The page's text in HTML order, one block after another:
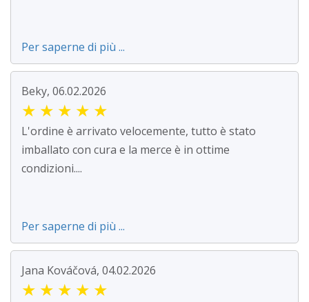
Per saperne di più ...
Beky, 06.02.2026
★ ★ ★ ★ ★
L'ordine è arrivato velocemente, tutto è stato
imballato con cura e la merce è in ottime
condizioni....
Per saperne di più ...
Jana Kováčová, 04.02.2026
★ ★ ★ ★ ★